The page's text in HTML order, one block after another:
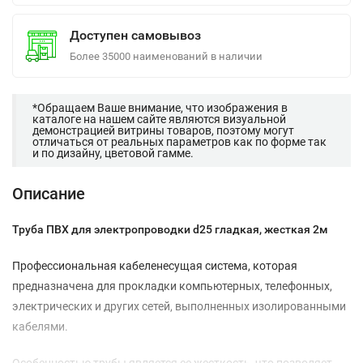
Доступен самовывоз
Более 35000 наименований в наличии
*Обращаем Ваше внимание, что изображения в
каталоге на нашем сайте являются визуальной
демонстрацией витрины товаров, поэтому могут
отличаться от реальных параметров как по форме так
и по дизайну, цветовой гамме.
Описание
Труба ПВХ для электропроводки d25 гладкая, жесткая 2м
Профессиональная кабеленесущая система, которая
предназначена для прокладки компьютерных, телефонных,
электрических и других сетей, выполненных изолированными
кабелями.